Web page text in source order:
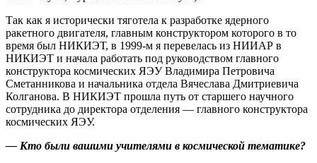
Так как я исторически тяготела к разработке ядерного
ракетного двигателя, главным конструктором которого в то
время был НИКИЭТ, в 1999-м я перевелась из НИИАР в
НИКИЭТ и начала работать под руководством главного
конструктора космических ЯЭУ Владимира Петровича
Сметанникова и начальника отдела Вячеслава Дмитриевича
Колганова. В НИКИЭТ прошла путь от старшего научного
сотрудника до директора отделения — главного конструктора
космических ЯЭУ.
— Кто были вашими учителями в космической тематике?